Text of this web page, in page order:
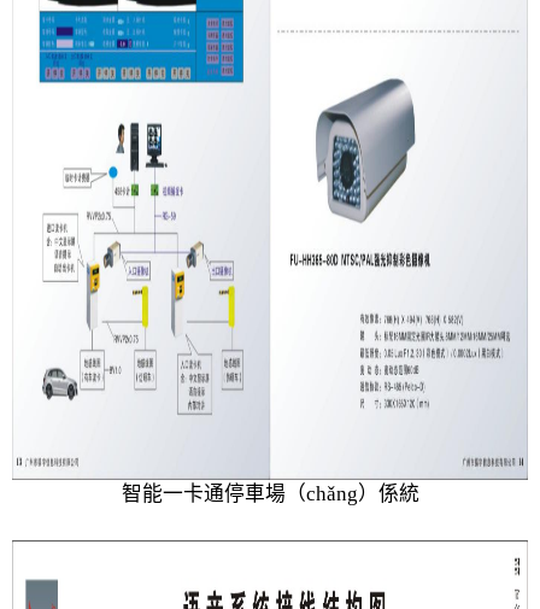
智能一卡通停車場（chǎng）係統